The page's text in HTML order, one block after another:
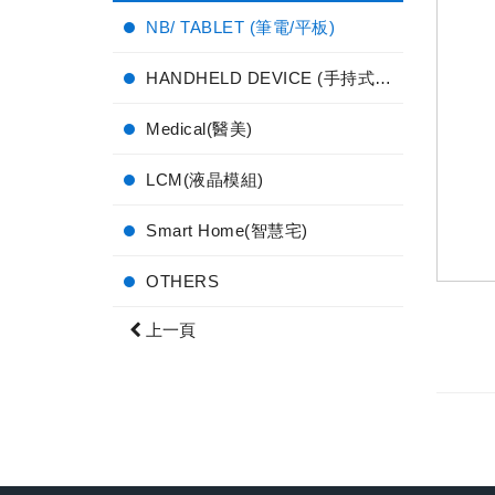
NB/ TABLET (筆電/平板)
HANDHELD DEVICE (手持式電子產品)
Medical(醫美)
LCM(液晶模組)
Smart Home(智慧宅)
OTHERS
上一頁